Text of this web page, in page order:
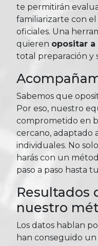
te permitirán
familiarizarte con
oficiales. Una
quieren opositar a
total preparación y
Sabemos que
Por eso, nuestro
comprometido en
cercano, adaptado
individuales. No
harás con un
paso a paso hasta
Resultados
nuestro
Los datos hablan
han conseguido